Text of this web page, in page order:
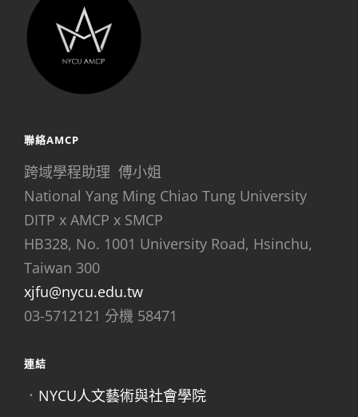
聯絡AMCP
跨域學程助理 傅小姐
National Yang Ming Chiao Tung University
DITP x AMCP x SMCP
HB328, No. 1001 University Road, Hsinchu,
Taiwan 300
xjfu@nycu.edu.tw
03-5712121 分機 58471
連結
． NYCU人文藝術與社會學院